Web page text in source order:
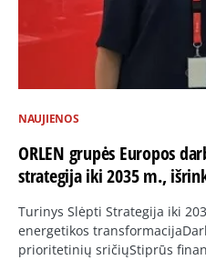
NAUJIENOS
ORLEN grupės Europos
strategija iki 2035 m.,
Turinys Slėpti Strategija iki
energetikos
prioritetinių sričiųStiprūs